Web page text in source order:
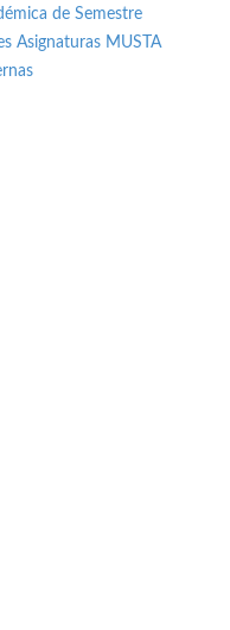
de Semestre
Asignaturas MUSTA